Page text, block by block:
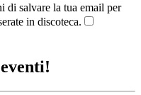
di salvare la tua email per
in discoteca.